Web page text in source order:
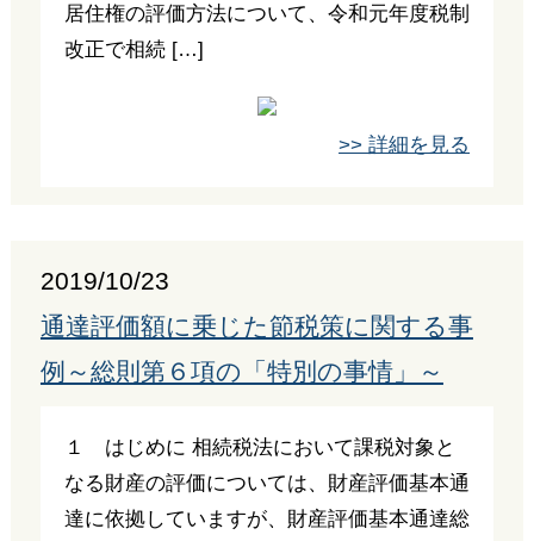
居住権の評価方法について、令和元年度税制
改正で相続 […]
>> 詳細を見る
2019/10/23
通達評価額に乗じた節税策に関する事
例～総則第６項の「特別の事情」～
１ はじめに 相続税法において課税対象と
なる財産の評価については、財産評価基本通
達に依拠していますが、財産評価基本通達総